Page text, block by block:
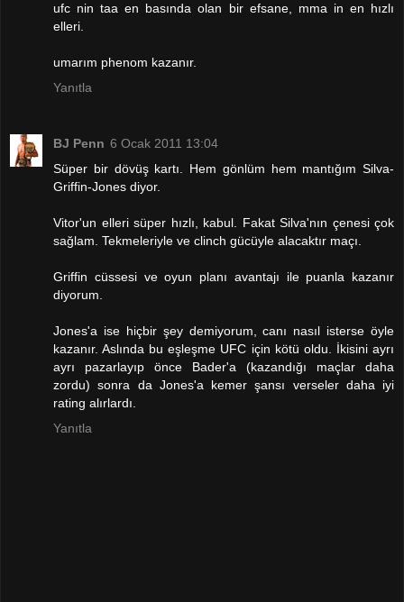
ufc nin taa en basında olan bir efsane, mma in en hızlı
elleri.
umarım phenom kazanır.
Yanıtla
BJ Penn 6 Ocak 2011 13:04
Süper bir dövüş kartı. Hem gönlüm hem mantığım Silva-
Griffin-Jones diyor.
Vitor'un elleri süper hızlı, kabul. Fakat Silva'nın çenesi çok
sağlam. Tekmeleriyle ve clinch gücüyle alacaktır maçı.
Griffin cüssesi ve oyun planı avantajı ile puanla kazanır
diyorum.
Jones'a ise hiçbir şey demiyorum, canı nasıl isterse öyle
kazanır. Aslında bu eşleşme UFC için kötü oldu. İkisini ayrı
ayrı pazarlayıp önce Bader'a (kazandığı maçlar daha
zordu) sonra da Jones'a kemer şansı verseler daha iyi
rating alırlardı.
Yanıtla